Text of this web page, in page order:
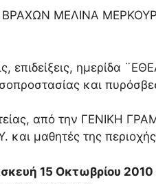
ΒΡΑΧΩΝ ΜΕΛΙΝΑ
επιδείξεις, ημερίδα
και
από την ΓΕΝΙΚΗ
μαθητές της
15 Οκτωβρίου 2010